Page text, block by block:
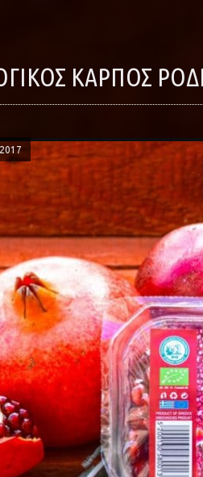
ΚΑΡΠΌΣ